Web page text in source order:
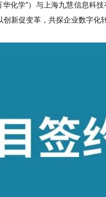
化学”）与上海九慧信息科
新促变革，共探企业数字化